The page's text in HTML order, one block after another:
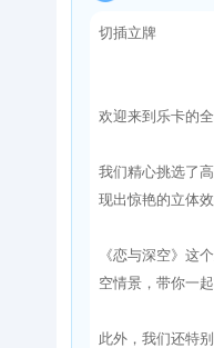
切插立牌
欢迎来到乐卡的
我们精心挑选了
现出惊艳的立体
《恋与深空》这
空情景，带你一
此外，我们还特